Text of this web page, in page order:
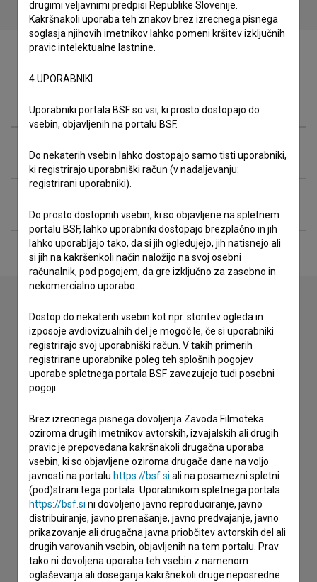
Ekipa
Organizacije
Stik z uredništvom
Spoštovani, s pomočjo spodnjega obrazca lahko stopite v
stik z uredništvom Baze slovenskih filmov. Veseli bomo vaših
odzivov.
imam vprašanje
prijavljam napako
želim dodati podatke
drugo
drugimi veljavnimi predpisi Republike Slovenije.
Kakršnakoli uporaba teh znakov brez izrecnega pisnega
soglasja njihovih imetnikov lahko pomeni kršitev izključnih
pravic intelektualne lastnine.
4.UPORABNIKI
Uporabniki portala BSF so vsi, ki prosto dostopajo do
vsebin, objavljenih na portalu BSF.
Do nekaterih vsebin lahko dostopajo samo tisti uporabniki,
ki registrirajo uporabniški račun (v nadaljevanju:
registrirani uporabniki).
Do prosto dostopnih vsebin, ki so objavljene na spletnem
portalu BSF, lahko uporabniki dostopajo brezplačno in jih
lahko uporabljajo tako, da si jih ogledujejo, jih natisnejo ali
si jih na kakršenkoli način naložijo na svoj osebni
računalnik, pod pogojem, da gre izključno za zasebno in
nekomercialno uporabo.
Dostop do nekaterih vsebin kot npr. storitev ogleda in
izposoje avdiovizualnih del je mogoč le, če si uporabniki
registrirajo svoj uporabniški račun. V takih primerih
registrirane uporabnike poleg teh splošnih pogojev
uporabe spletnega portala BSF zavezujejo tudi posebni
pogoji.
Brez izrecnega pisnega dovoljenja Zavoda Filmoteka
oziroma drugih imetnikov avtorskih, izvajalskih ali drugih
pravic je prepovedana kakršnakoli drugačna uporaba
vsebin, ki so objavljene oziroma drugače dane na voljo
javnosti na portalu https://bsf.si ali na posamezni spletni
(pod)strani tega portala. Uporabnikom spletnega portala
https://bsf.si ni dovoljeno javno reproduciranje, javno
distribuiranje, javno prenašanje, javno predvajanje, javno
prikazovanje ali drugačna javna priobčitev avtorskih del ali
drugih varovanih vsebin, objavljenih na tem portalu. Prav
tako ni dovoljena uporaba teh vsebin z namenom
oglaševanja ali doseganja kakršnekoli druge neposredne